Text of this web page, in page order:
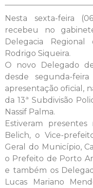
Nesta sexta-feira
recebeu no
Delegacia
Rodrigo Siqueira.
O novo Delegado
desde segunda-
apresentação oficial,
da 13ª Subdivisão
Nassif Palma.
Estiveram
Belich, o Vice-
Geral do Município,
o Prefeito de Porto
e também os
Lucas Mariano